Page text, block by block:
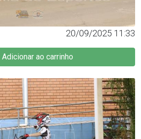
20/09/2025 11:33
Adicionar ao carrinho